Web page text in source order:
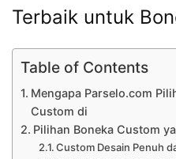
Terbaik untuk
Table of Contents
Mengapa Parselo.com
Custom di
Pilihan Boneka Custom
Custom Desain Penuh